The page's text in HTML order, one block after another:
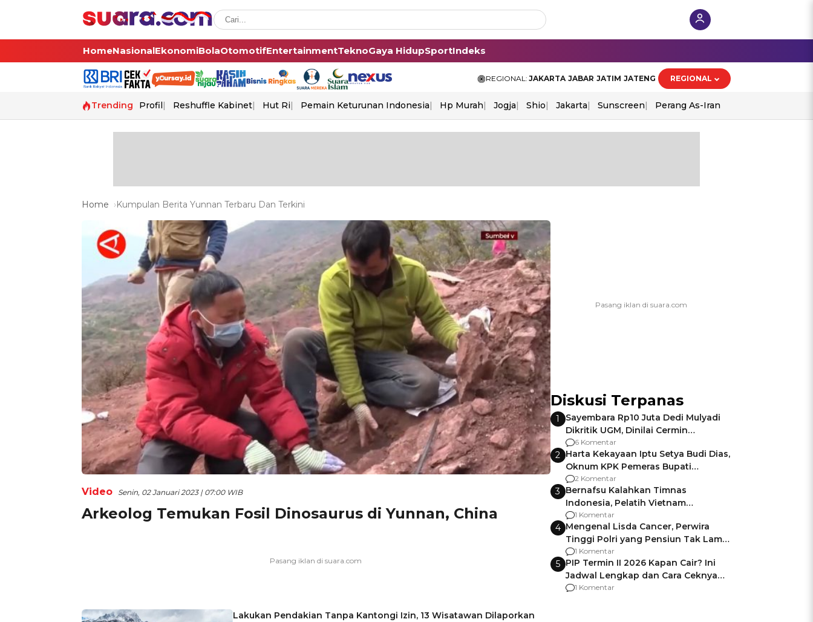
HomeNasionalEkonomiBolaOtomotifEntertainmentTeknoGaya HidupSportIndeks
REGIONAL: JAKARTA JABAR JATIM JATENG REGIONAL
Trending Profil Reshuffle Kabinet Hut Ri Pemain Keturunan Indonesia Hp Murah Jogja Shio Jakarta Sunscreen Perang As-Iran
Home Kumpulan Berita Yunnan Terbaru Dan Terkini
Video Senin, 02 Januari 2023 | 07:00 WIB
Arkeolog Temukan Fosil Dinosaurus di Yunnan, China
Lakukan Pendakian Tanpa Kantongi Izin, 13 Wisatawan Dilaporkan
Diskusi Terpanas
1
Sayembara Rp10 Juta Dedi Mulyadi
Dikritik UGM, Dinilai Cermin
Gagalnya Negara Jamin Keamanan
6 Komentar
2 Harta Kekayaan Iptu Setya Budi Dias,
Oknum KPK Pemeras Bupati
Pemalang
2 Komentar
3 Bernafsu Kalahkan Timnas
Indonesia, Pelatih Vietnam
Berencana Pakai Jimat di Pakansari
1 Komentar
4 Mengenal Lisda Cancer, Perwira
Tinggi Polri yang Pensiun Tak Lama
Usai Jadi Brigjen
1 Komentar
5 PIP Termin II 2026 Kapan Cair? Ini
Jadwal Lengkap dan Cara Ceknya
agar Dana Tidak Hangus!
1 Komentar